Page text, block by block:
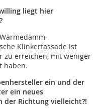
liegt hier
Klinkerfassade ist
zu erreichen, mit weniger
haben.
ein und der
ein neues
der Richtung vielleicht?!